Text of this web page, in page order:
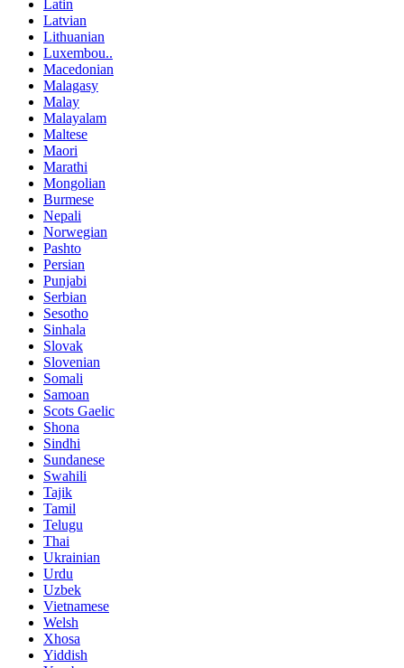
Latin
Latvian
Lithuanian
Luxembou..
Macedonian
Malagasy
Malay
Malayalam
Maltese
Maori
Marathi
Mongolian
Burmese
Nepali
Norwegian
Pashto
Persian
Punjabi
Serbian
Sesotho
Sinhala
Slovak
Slovenian
Somali
Samoan
Scots Gaelic
Shona
Sindhi
Sundanese
Swahili
Tajik
Tamil
Telugu
Thai
Ukrainian
Urdu
Uzbek
Vietnamese
Welsh
Xhosa
Yiddish